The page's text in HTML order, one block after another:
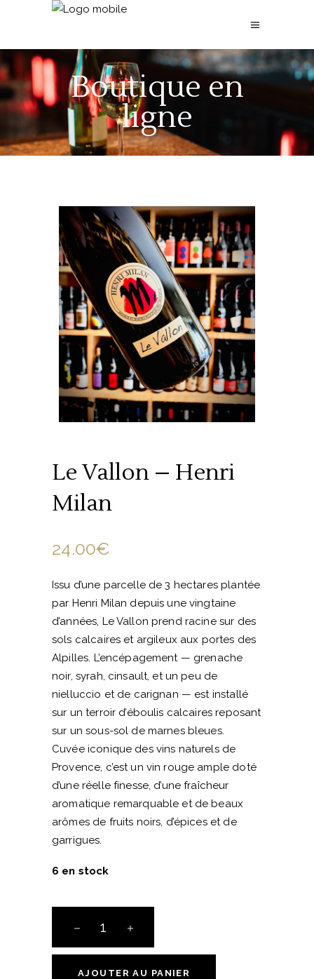
Boutique en
ligne
Le Vallon – Henri
Milan
24.00€
Issu d’une parcelle de 3 hectares plantée
par Henri Milan depuis une vingtaine
d’années, Le Vallon prend racine sur des
sols calcaires et argileux aux portes des
Alpilles. L’encépagement — grenache
noir, syrah, cinsault, et un peu de
nielluccio et de carignan — est installé
sur un terroir d’éboulis calcaires reposant
sur un sous-sol de marnes bleues.
Cuvée iconique des vins naturels de
Provence, c’est un vin rouge ample doté
d’une réelle finesse, d’une fraîcheur
aromatique remarquable et de beaux
arômes de fruits noirs, d’épices et de
garrigues.
6 en stock
Vallon
-
AJOUTER AU PANIER